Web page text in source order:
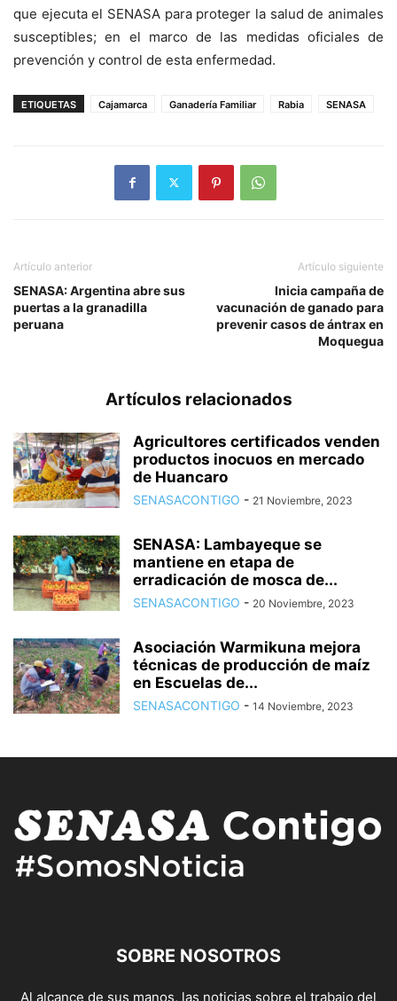
que ejecuta el SENASA para proteger la salud de animales
susceptibles; en el marco de las medidas oficiales de
prevención y control de esta enfermedad.
ETIQUETAS Cajamarca Ganadería Familiar Rabia SENASA
Artículo anterior
SENASA: Argentina abre sus
puertas a la granadilla
peruana
Artículo siguiente
Inicia campaña de
vacunación de ganado para
prevenir casos de ántrax en
Moquegua
Artículos relacionados
Agricultores certificados venden
productos inocuos en mercado
de Huancaro
SENASACONTIGO - 21 Noviembre, 2023
SENASA: Lambayeque se
mantiene en etapa de
erradicación de mosca de...
SENASACONTIGO - 20 Noviembre, 2023
Asociación Warmikuna mejora
técnicas de producción de maíz
en Escuelas de...
SENASACONTIGO - 14 Noviembre, 2023
SOBRE NOSOTROS
Al alcance de sus manos, las noticias sobre el trabajo del